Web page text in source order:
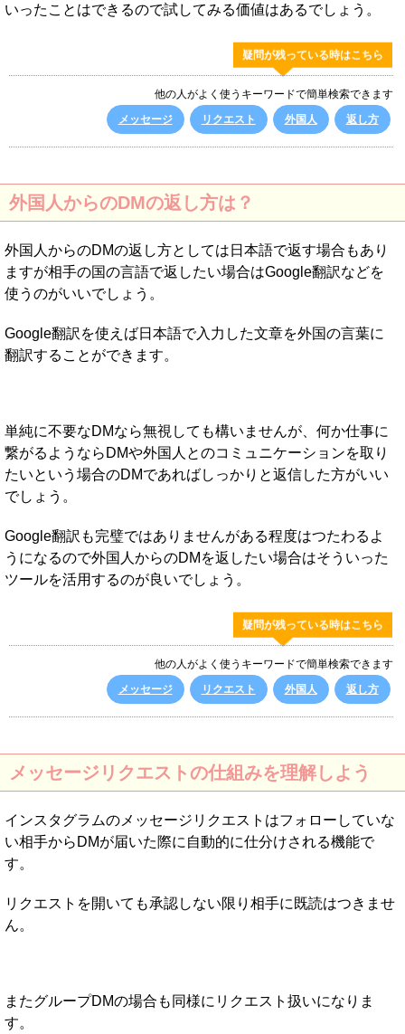
いったことはできるので試してみる価値はあるでしょう。
疑問が残っている時はこちら
他の人がよく使うキーワードで簡単検索できます
メッセージ
リクエスト 外国人 返し方
外国人からのDMの返し方は？
外国人からのDMの返し方としては日本語で返す場合もあり
ますが相手の国の言語で返したい場合はGoogle翻訳などを
使うのがいいでしょう。
Google翻訳を使えば日本語で入力した文章を外国の言葉に
翻訳することができます。
単純に不要なDMなら無視しても構いませんが、何か仕事に
繋がるようならDMや外国人とのコミュニケーションを取り
たいという場合のDMであればしっかりと返信した方がいい
でしょう。
Google翻訳も完璧ではありませんがある程度はつたわるよ
うになるので外国人からのDMを返したい場合はそういった
ツールを活用するのが良いでしょう。
疑問が残っている時はこちら
他の人がよく使うキーワードで簡単検索できます
メッセージ
リクエスト 外国人 返し方
メッセージリクエストの仕組みを理解しよう
インスタグラムのメッセージリクエストはフォローしていな
い相手からDMが届いた際に自動的に仕分けされる機能で
す。
リクエストを開いても承認しない限り相手に既読はつきませ
ん。
またグループDMの場合も同様にリクエスト扱いになりま
す。